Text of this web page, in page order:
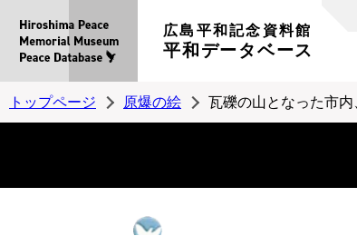
広島平和記念資料館
平和データベース
トップページ 原爆の絵 瓦礫の山となった市